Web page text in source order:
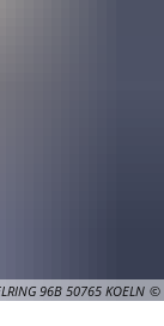
96B 50765 KOELN